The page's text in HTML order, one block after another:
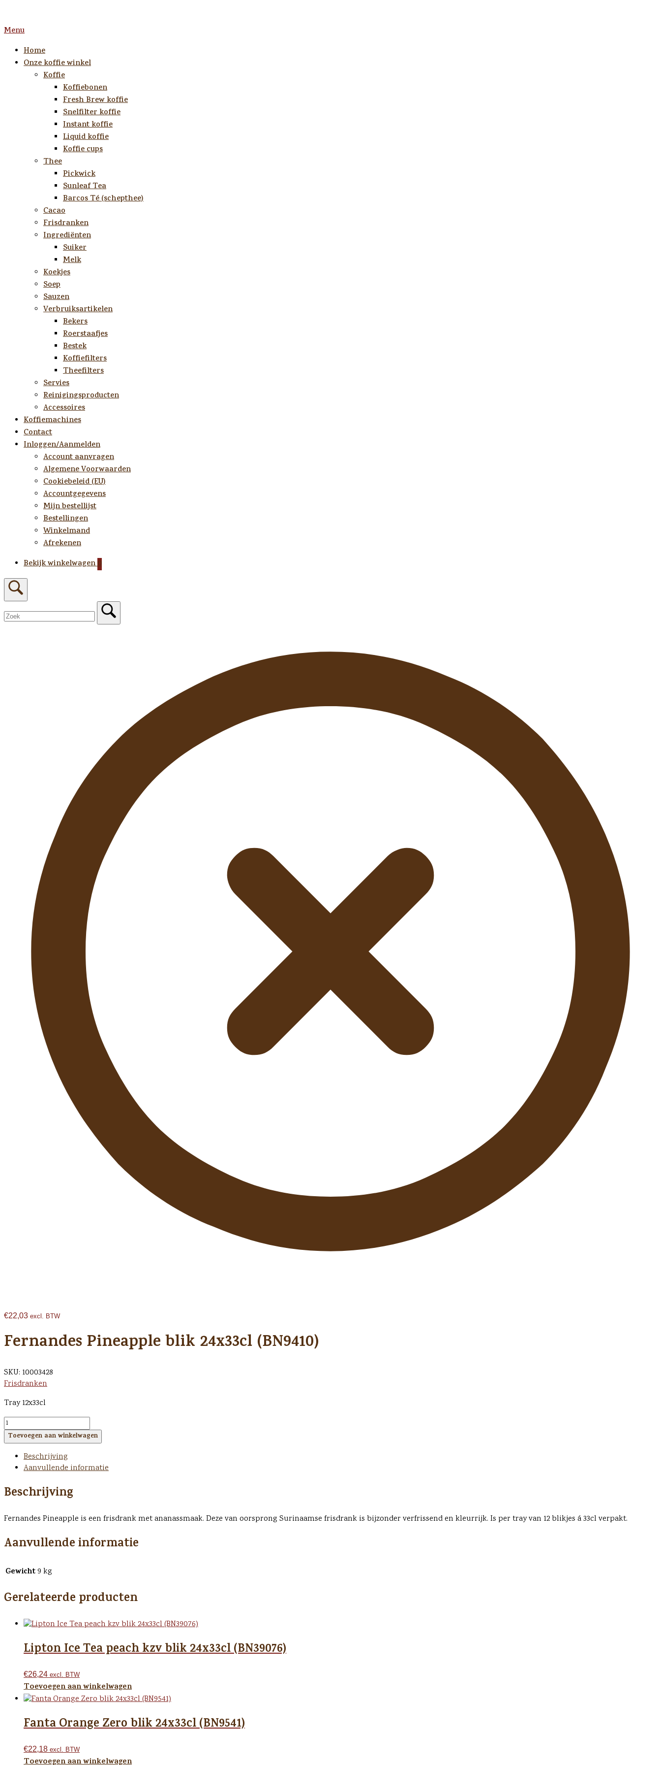
de
MenuMenu
Home
Onze koffie winkel
Koffie
Koffiebonen
Fresh Brew koffie
Snelfilter koffie
Instant koffie
Liquid koffie
Koffie cups
Thee
Pickwick
Sunleaf Tea
Barcos Té (schepthee)
Cacao
Frisdranken
Ingrediënten
Suiker
Melk
Koekjes
Soep
Sauzen
Verbruiksartikelen
Bekers
Roerstaafjes
Bestek
Koffiefilters
Theefilters
Servies
Reinigingsproducten
Accessoires
Koffiemachines
Contact
Inloggen/Aanmelden
Account aanvragen
Algemene Voorwaarden
Cookiebeleid (EU)
Accountgegevens
Mijn bestellijst
Bestellingen
Winkelmand
Afrekenen
Winkelwagen
bekijken
Bekijk winkelwagen0
Open
de
€22,03 excl. BTW
Fernandes Pineapple blik 24x33cl (BN9410)
SKU: 10003428
Frisdranken
Tray 12x33cl
Fernandes
Pineapple
blik
24x33cl
(BN9410)
Toevoegen aan winkelwagen
Beschrijving
Aanvullende informatie
Beschrijving
Fernandes Pineapple is een frisdrank met ananassmaak. Deze van oorsprong Surinaamse frisdrank is bijzonder verfrissend en kleurrijk. Is per tray van 12 blikjes á 33cl verpakt.
Aanvullende informatie
Gewicht9 kg
Gerelateerde producten
Lipton Ice Tea peach kzv blik 24x33cl (BN39076)
€26,24 excl. BTW
Toevoegen aan winkelwagen
Fanta Orange Zero blik 24x33cl (BN9541)
€22,18 excl. BTW
Toevoegen aan winkelwagen